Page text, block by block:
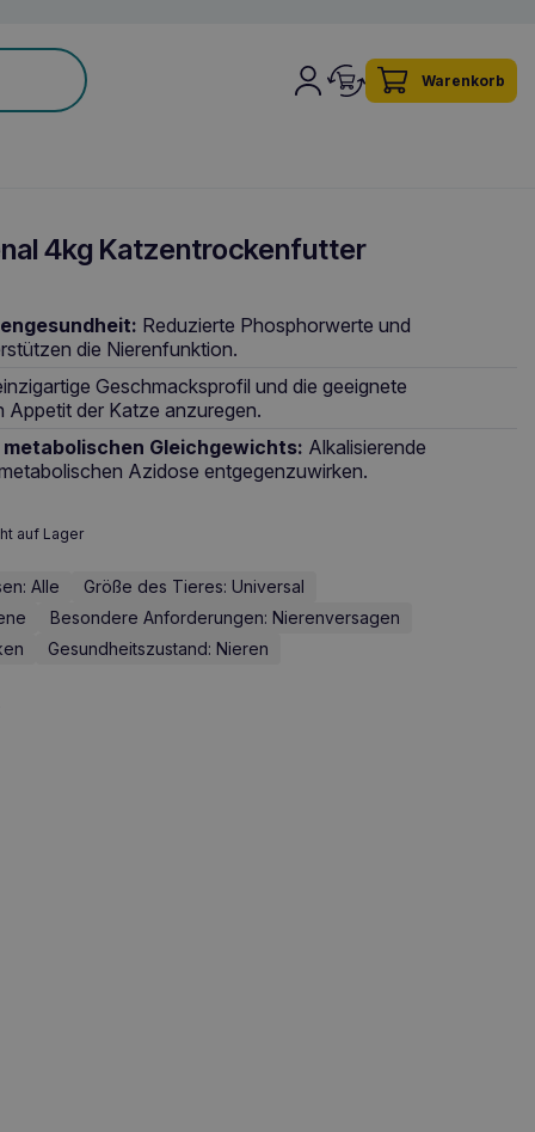
Warenkorb
4kg Katzentrockenfutter
Reduzierte Phosphorwerte und
die Nierenfunktion.
Geschmacksprofil und die geeignete
der Katze anzuregen.
Gleichgewichts: Alkalisierende
Azidose entgegenzuwirken.
auf Lager
Alle
Größe des Tieres: Universal
Besondere Anforderungen: Nierenversagen
Gesundheitszustand: Nieren